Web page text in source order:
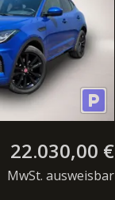
22.030,00 €
MwSt. ausweisbar